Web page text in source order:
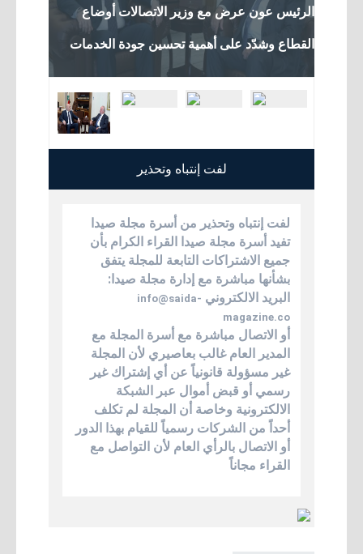
أعلن معنا
الرئيس عون عرض مع وزير الاتصالات أوضاع
القطاع وشدّد على أهمية تحسين جودة الخدمات
لفت إنتباه وتحذير
لفت إنتباه وتحذير من أسرة مجلة صيدا
تفيد أسرة مجلة صيدا القراء الكرام بأن
جميع الاشتراكات التابعة للمجلة يتفق
بشأنها مباشرة مع إدارة مجلة صيدا:
البريد الالكتروني info@saida-
magazine.co
أو الاتصال مباشرة مع أسرة المجلة مع
المدير العام غالب بعاصيري لأن المجلة
غير مسؤولة قانونياً عن أي إشتراك غير
رسمي أو قبض أموال عبر الشبكة
الالكترونية وخاصة أن المجلة لم تكلف
أحداً من الشركات رسمياً للقيام بهذا الدور
أو الاتصال بالرأي العام لأن التواصل مع
القراء مجاناً